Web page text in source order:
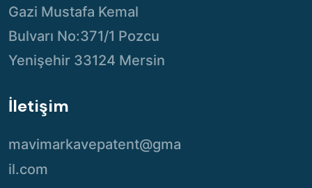
Gazi Mustafa Kemal
Bulvarı No:371/1 Pozcu
Yenişehir 33124 Mersin
İletişim
mavimarkavepatent@gma
il.com